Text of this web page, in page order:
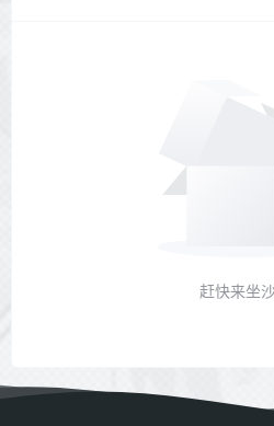
赶快来坐